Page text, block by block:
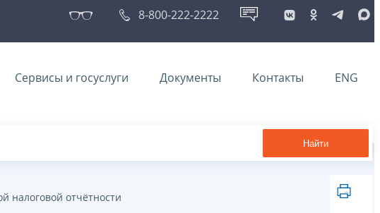
8-800-222-2222
Сервисы и госуслуги Документы Контакты ENG
Найти
налоговой отчётности